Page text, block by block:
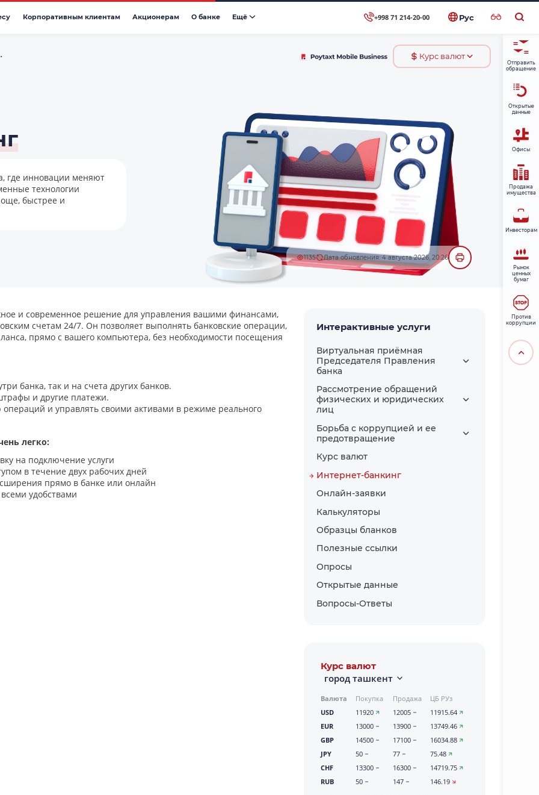
Корпоративным клиентам Акционерам О банке Eщё +998 71 214-20-00 Рус
Курс валют
1135 Дата обновления: 4 августа 2026, 20:26
где инновации меняют
технологии
быстрее и
и современное решение для управления вашими финансами,
счетам 24/7. Он позволяет выполнять банковские операции,
прямо с вашего компьютера, без необходимости посещения
банка, так и на счета других банков.
и другие платежи.
и управлять своими активами в режиме реального
легко:
на подключение услуги
в течение двух рабочих дней
прямо в банке или онлайн
удобствами
Интерактивные услуги
Виртуальная приёмная
Председателя Правления
банка
Рассмотрение обращений
физических и юридических
лиц
Борьба с коррупцией и ее
предотвращение
Курс валют
Интернет-банкинг
Онлайн-заявки
Калькуляторы
Образцы бланков
Полезные ссылки
Опросы
Открытые данные
Вопросы-Ответы
Курс валют
город ташкент
Валюта Покупка Продажа
ЦБ РУз
USD
11920 12005
11915.64
EUR
13000 13900
13749.46
GBP
14500 17100
16034.88
JPY
50 77
75.48
CHF
13300 16300
14719.75
RUB
50 147 146.19
Отправить
обращение
Открытые
данные
Офисы
Продажа
имущества
Инвесторам
Рынок
ценных
бумаг
Против
коррупции